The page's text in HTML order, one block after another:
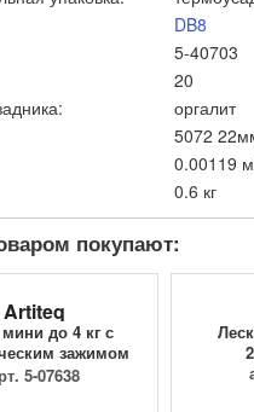
DB8
5-40703
20
оргалит
5072
0.00119
0.6 кг
покупают:
Artiteq
до 4 кг с
зажимом
9.4205
5-07638